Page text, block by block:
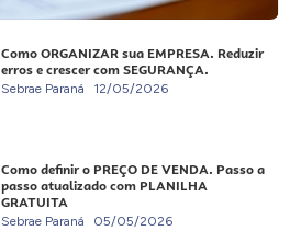
Como ORGANIZAR sua EMPRESA. Reduzir
erros e crescer com SEGURANÇA.
Sebrae Paraná 12/05/2026
Como definir o PREÇO DE VENDA. Passo a
passo atualizado com PLANILHA
GRATUITA
Sebrae Paraná 05/05/2026